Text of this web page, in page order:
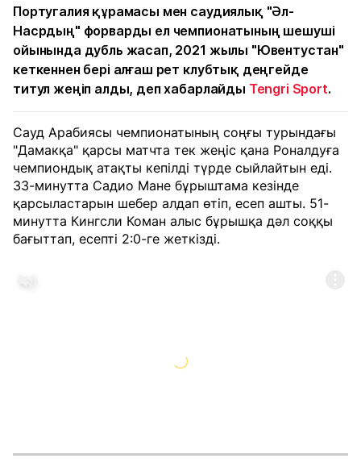
Португалия құрамасы мен саудиялық "Әл-
Насрдың" форварды ел чемпионатының шешуші
ойынында дубль жасап, 2021 жылы "Ювентустан"
кеткеннен бері алғаш рет клубтық деңгейде
титул жеңіп алды, деп хабарлайды Tengri Sport.
Сауд Арабиясы чемпионатының соңғы турындағы
"Дамакқа" қарсы матчта тек жеңіс қана Роналдуға
чемпиондық атақты кепілді түрде сыйлайтын еді.
33-минутта Садио Мане бұрыштама кезінде
қарсыластарын шебер алдап өтіп, есеп ашты. 51-
минутта Кингсли Коман алыс бұрышқа дәл соққы
бағыттап, есепті 2:0-ге жеткізді.